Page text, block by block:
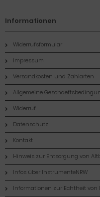
Informationen
Widerrufsformular
Impressum
Versandkosten und Zahlarten
Allgemeine
Widerruf
Datenschutz
Kontakt
Hinweis zur Entsorgung von
Infos über InstrumenteNRW
Informationen zur Echtheit von